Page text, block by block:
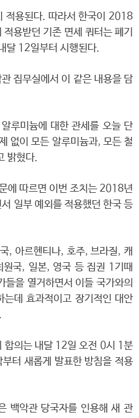
적용된다. 따라서 한국이 2018
용받던 기존 면세 쿼터는 폐기
달 12일부터 시행된다.
집무실에서 이 같은 내용을 담
루미늄에 대한 관세를 오늘 단
없이 모든 알루미늄과, 모든 철
밝혔다.
에 따르면 이번 조치는 2018년
일부 예외를 적용했던 한국 등
, 아르헨티나, 호주, 브라질, 캐
국, 일본, 영국 등 집권 1기때
을 열거하면서 이들 국가와의
데 효과적이고 장기적인 대안
합의는 내달 12일 오전 0시 1분
터 새롭게 발표한 방침을 적용
백악관 당국자를 인용해 새 관